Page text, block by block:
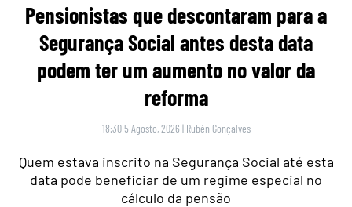
Pensionistas que descontaram para a
Segurança Social antes desta data
podem ter um aumento no valor da
reforma
18:30 5 Agosto, 2026 | Rubén Gonçalves
Quem estava inscrito na Segurança Social até esta
data pode beneficiar de um regime especial no
cálculo da pensão